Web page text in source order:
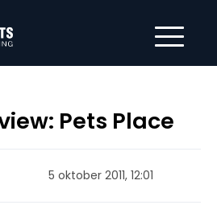
Pets Place
5 oktober 2011, 12:01